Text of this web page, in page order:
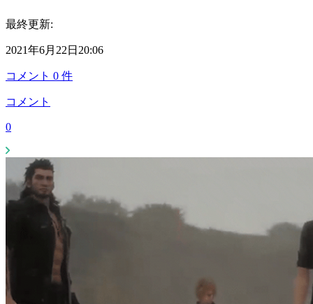
最終更新:
2021年6月22日20:06
コメント 0 件
コメント
0